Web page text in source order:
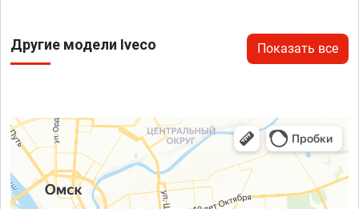
Другие модели Iveco Показать все